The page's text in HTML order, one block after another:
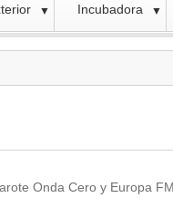
▼ Incubadora ▼
Onda Cero y Europa